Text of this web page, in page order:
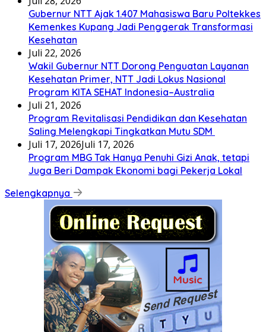
Gubernur NTT Ajak 1.407 Mahasiswa Baru Poltekkes
Kemenkes Kupang Jadi Penggerak Transformasi
Kesehatan
Juli 22, 2026
Wakil Gubernur NTT Dorong Penguatan Layanan
Kesehatan Primer, NTT Jadi Lokus Nasional
Program KITA SEHAT Indonesia–Australia
Juli 21, 2026
Program Revitalisasi Pendidikan dan Kesehatan
Saling Melengkapi Tingkatkan Mutu SDM
Juli 17, 2026Juli 17, 2026
Program MBG Tak Hanya Penuhi Gizi Anak, tetapi
Juga Beri Dampak Ekonomi bagi Pekerja Lokal
Selengkapnya